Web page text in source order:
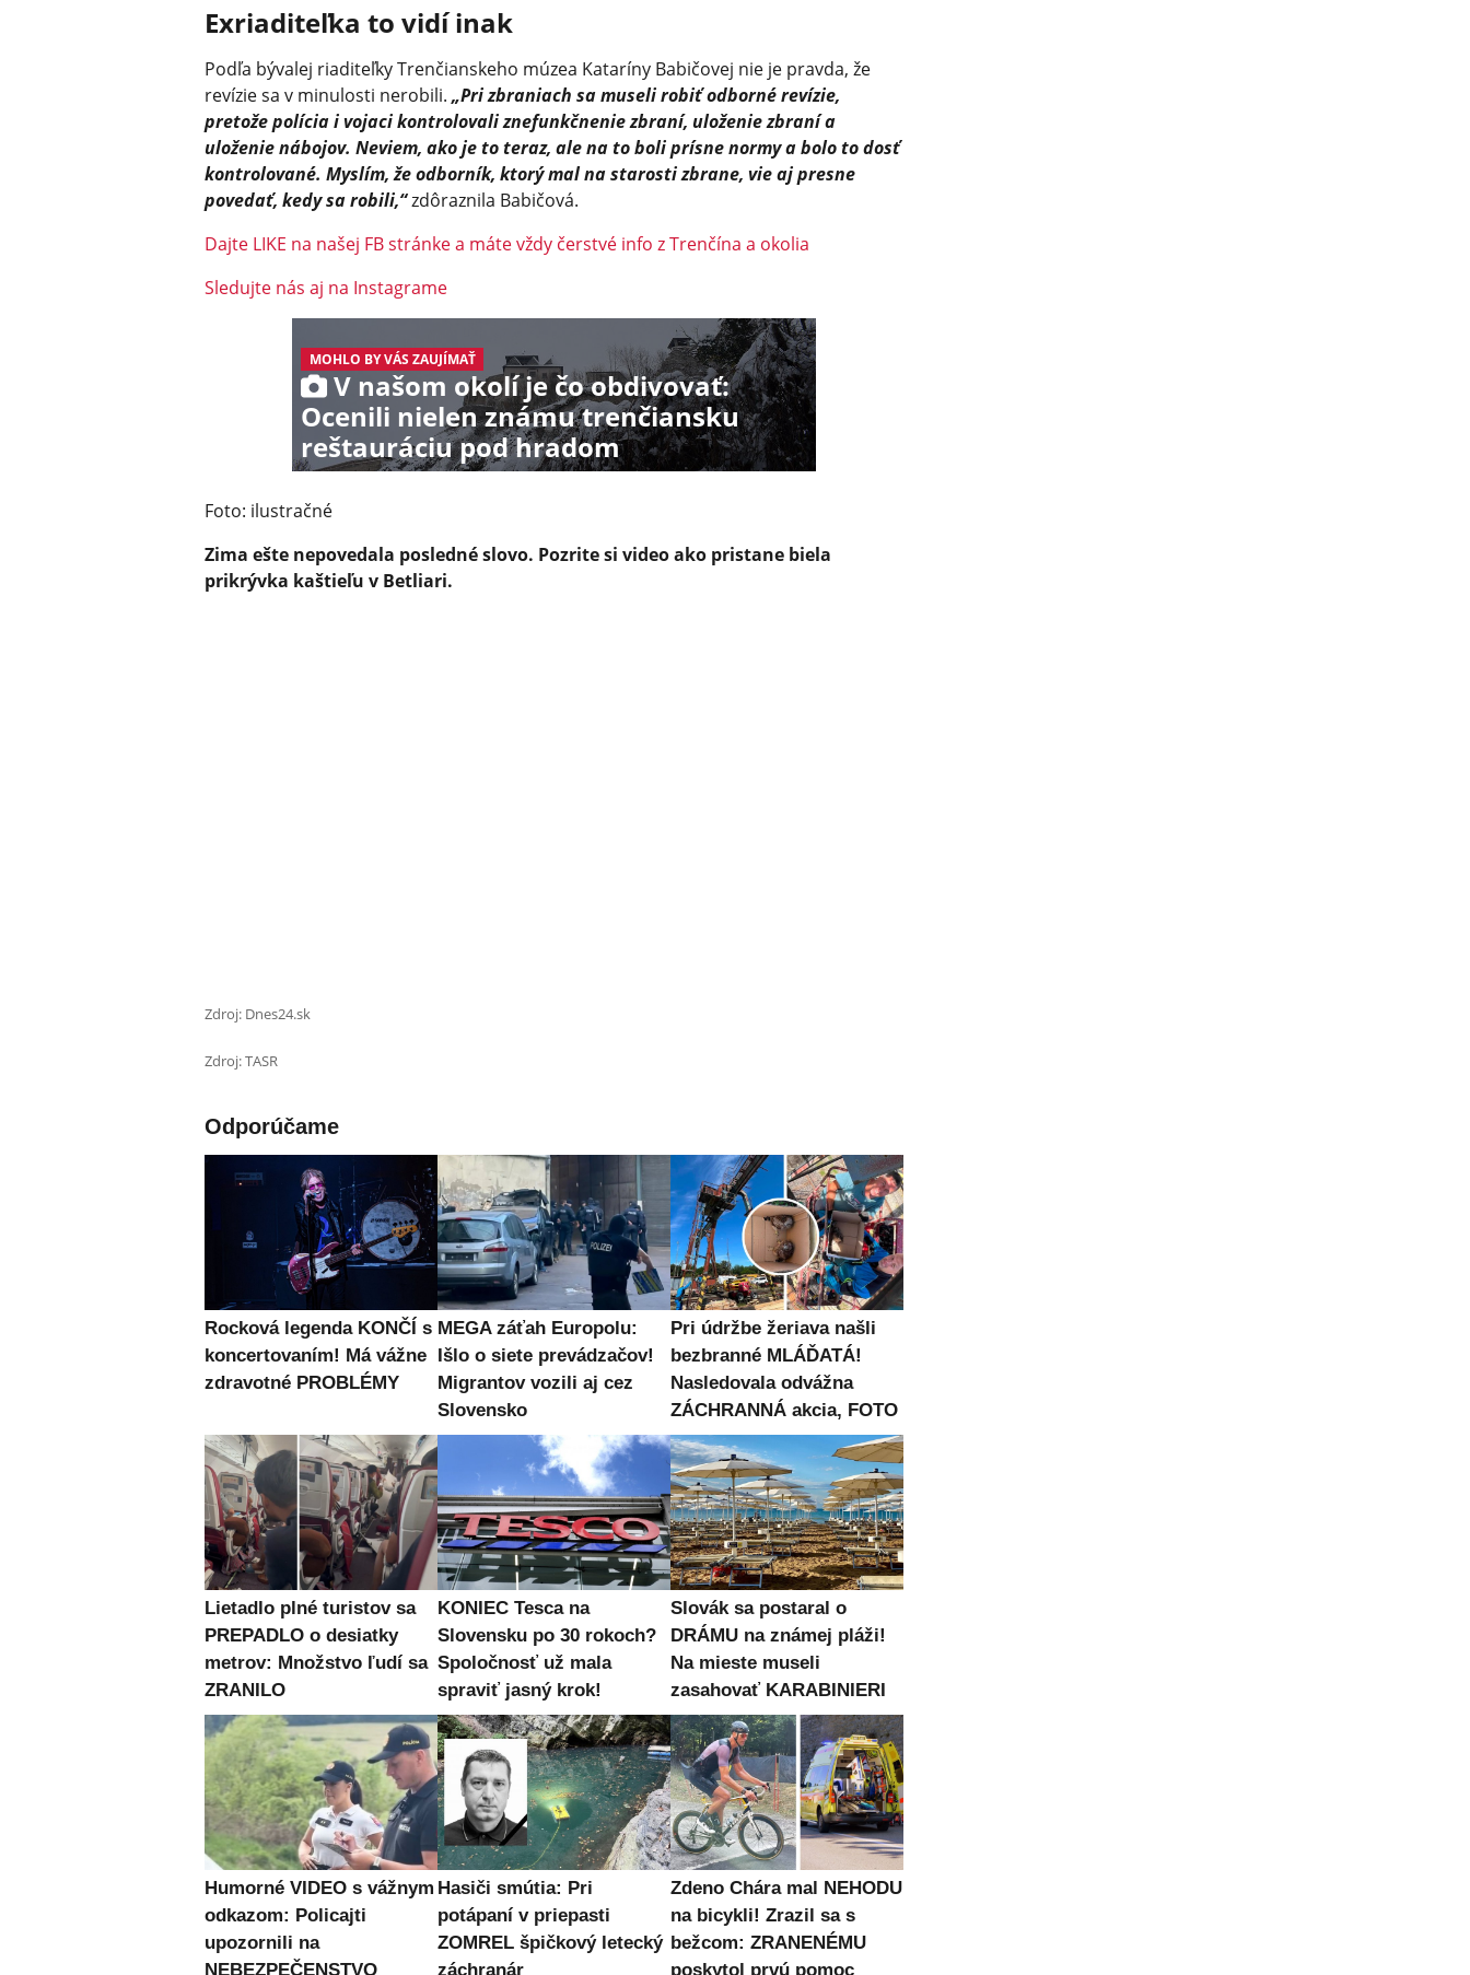
Exriaditeľka to vidí inak
Podľa bývalej riaditeľky Trenčianskeho múzea Kataríny Babičovej nie je pravda, že
revízie sa v minulosti nerobili. „Pri zbraniach sa museli robiť odborné revízie,
pretože polícia i vojaci kontrolovali znefunkčnenie zbraní, uloženie zbraní a
uloženie nábojov. Neviem, ako je to teraz, ale na to boli prísne normy a bolo to dosť
kontrolované. Myslím, že odborník, ktorý mal na starosti zbrane, vie aj presne
povedať, kedy sa robili,“zdôraznila Babičová.
Dajte LIKE na našej FB stránke a máte vždy čerstvé info z Trenčína a okolia
Sledujte nás aj na Instagrame
MOHLO BY VÁS ZAUJÍMAŤ
V našom okolí je čo obdivovať:
Ocenili nielen známu trenčiansku
reštauráciu pod hradom
Foto: ilustračné
Zima ešte nepovedala posledné slovo. Pozrite si video ako pristane biela
prikrývka kaštieľu v Betliari.
Zdroj: Dnes24.sk
Zdroj: TASR
Odporúčame
Rocková legenda KONČÍ s
koncertovaním! Má vážne
zdravotné PROBLÉMY
MEGA záťah Europolu:
Išlo o siete prevádzačov!
Migrantov vozili aj cez
Slovensko
Pri údržbe žeriava našli
bezbranné MLÁĎATÁ!
Nasledovala odvážna
ZÁCHRANNÁ akcia, FOTO
Lietadlo plné turistov sa
PREPADLO o desiatky
metrov: Množstvo ľudí sa
ZRANILO
KONIEC Tesca na
Slovensku po 30 rokoch?
Spoločnosť už mala
spraviť jasný krok!
Slovák sa postaral o
DRÁMU na známej pláži!
Na mieste museli
zasahovať KARABINIERI
Humorné VIDEO s vážnym
odkazom: Policajti
upozornili na
NEBEZPEČENSTVO
Hasiči smútia: Pri
potápaní v priepasti
ZOMREL špičkový letecký
záchranár
Zdeno Chára mal NEHODU
na bicykli! Zrazil sa s
bežcom: ZRANENÉMU
poskytol prvú pomoc